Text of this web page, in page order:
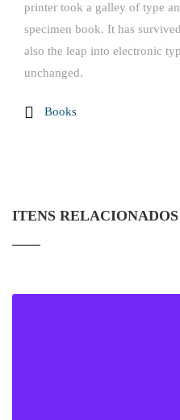
printer took a galley of type
specimen book. It has
also the leap into electronic
unchanged.
Books
ITENS RELACIONADOS